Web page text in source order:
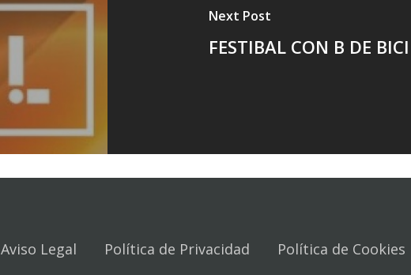
Next Post
FESTIBAL CON B DE
Aviso Legal Política de Privacidad Política de Cookies